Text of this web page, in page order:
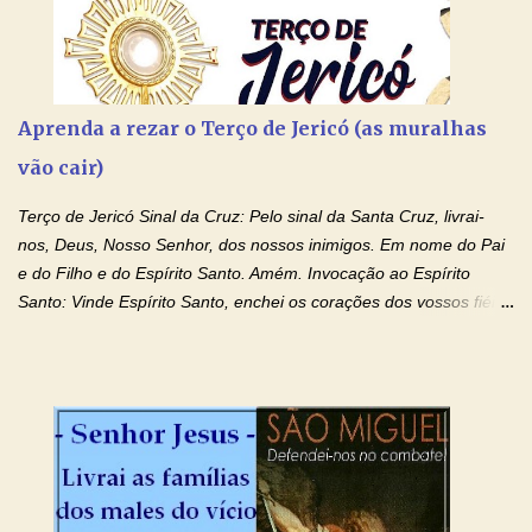
Aprenda a rezar o Terço de Jericó (as muralhas
vão cair)
Terço de Jericó Sinal da Cruz: Pelo sinal da Santa Cruz, livrai-
nos, Deus, Nosso Senhor, dos nossos inimigos. Em nome do Pai
e do Filho e do Espírito Santo. Amém. Invocação ao Espírito
Santo: Vinde Espírito Santo, enchei os corações dos vossos fiéis
Santo, fazei que apreciemos retamente todas as coisas segundo
o mesmo Espírito e gozemos sempre da sua consolação. Por
Cristo, Senhor Nosso. Amém. Creio: Creio em Deus Pai Todo-
Poderoso, Criador do céu e da terra; e em Jesus Cristo, seu